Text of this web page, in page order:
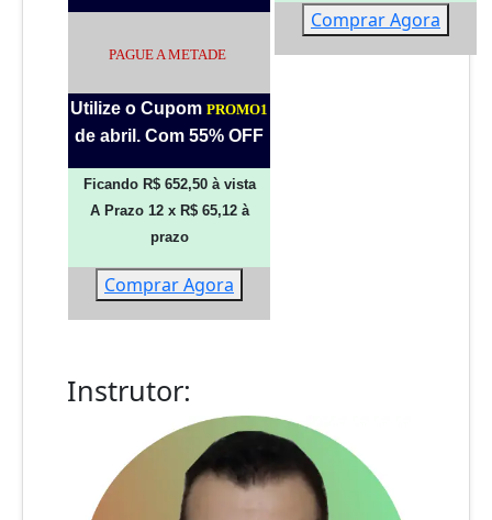
PAGUE A METADE
Utilize o Cupom PROMO1
de abril. Com 55% OFF
Ficando R$ 652,50 à vista
A Prazo 12 x R$ 65,12 à
prazo
Comprar Agora
Comprar Agora
Instrutor: